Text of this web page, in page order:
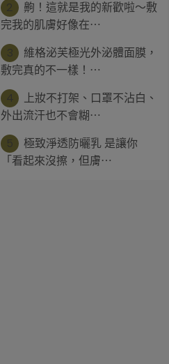
齁！這就是我的新歡啦～敷
完我的肌膚好像在⋯
維格泌芙極光外泌體面膜，
敷完真的不一樣！⋯
上妝不打架、口罩不沾白、
外出流汗也不會糊⋯
極致淨透防曬乳 是讓你
「看起來沒擦，但膚⋯